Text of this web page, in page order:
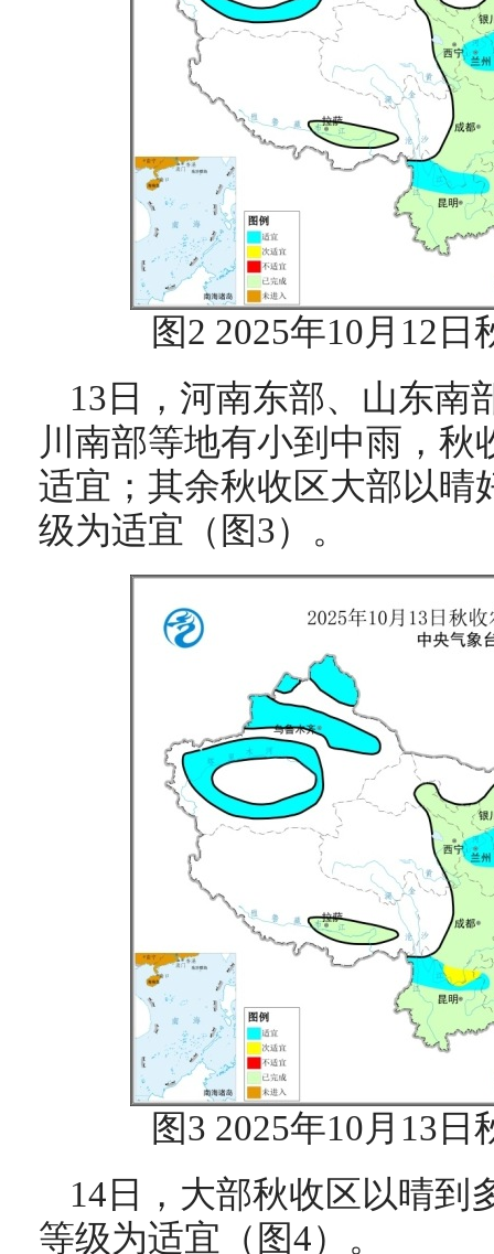
图2 2025年10月12
13日，河南东部、山东南
川南部等地有小到中雨，
适宜；其余秋收区大部以晴
级为适宜（图3）。
图3 2025年10月13
14日，大部秋收区以晴到
等级为适宜（图4）。